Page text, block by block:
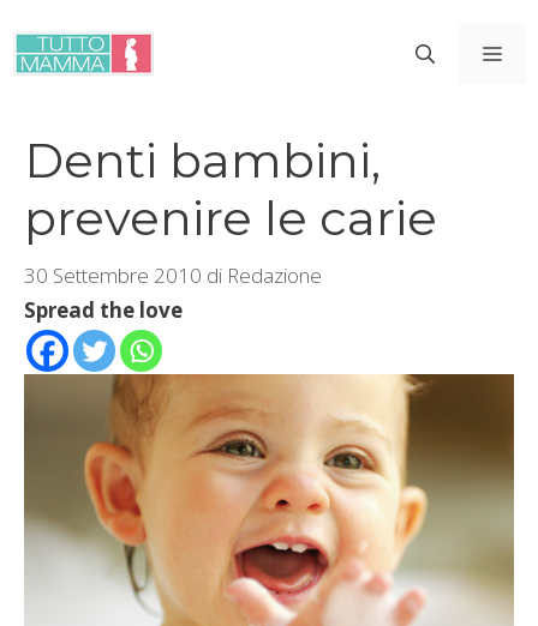
contenuto
Denti bambini,
prevenire le carie
30 Settembre 2010 di Redazione
Spread the love